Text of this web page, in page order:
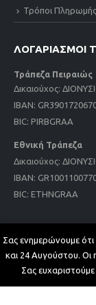
Σας ενημερώνουμε
και 24 Αυγούστου. Οι
Σας
Τρόποι Πληρωμής
ΛΟΓΑΡΙΑΣΜΟΙ
Τράπεζα Πειραιώς
Δικαιούχος:
IBAN:
BIC: PIRBGRAA
Εθνική Τράπεζα
Δικαιούχος:
IBAN:
BIC: ETHNGRAA
ΕΠΙΚΟΙΝΩΝΙΑ
Διεύθυνση:
Πατησίων 183,